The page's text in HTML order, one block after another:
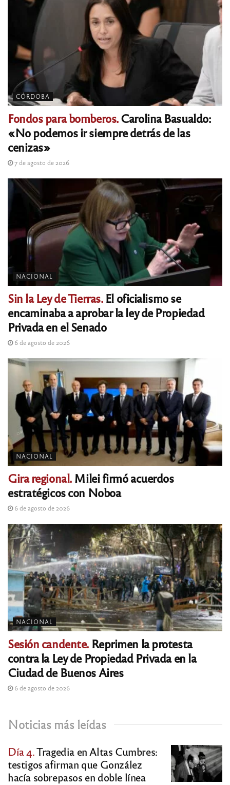
CÓRDOBA
Fondos para bomberos.Carolina Basualdo:
«No podemos ir siempre detrás de las
cenizas»
7 de agosto de 2026
NACIONAL
Sin la Ley de Tierras.El oficialismo se
encaminaba a aprobar la ley de Propiedad
Privada en el Senado
6 de agosto de 2026
NACIONAL
Gira regional.Milei firmó acuerdos
estratégicos con Noboa
6 de agosto de 2026
NACIONAL
Sesión candente.Reprimen la protesta
contra la Ley de Propiedad Privada en la
Ciudad de Buenos Aires
6 de agosto de 2026
Noticias más leídas
Día 4.Tragedia en Altas Cumbres:
testigos afirman que González
hacía sobrepasos en doble línea